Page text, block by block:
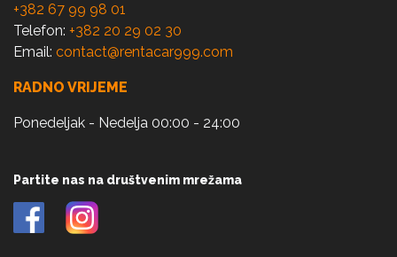
+382 67 99 98 01
Telefon: +382 20 29 02 30
Email: contact@rentacar999.com
RADNO VRIJEME
Ponedeljak - Nedelja 00:00 - 24:00
Partite nas na društvenim mrežama